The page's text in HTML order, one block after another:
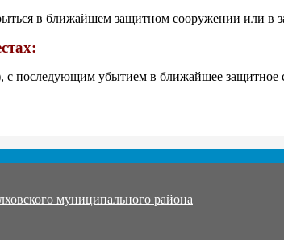
в ближайшем защитном сооружении или в
последующим убытием в ближайшее
муниципального района